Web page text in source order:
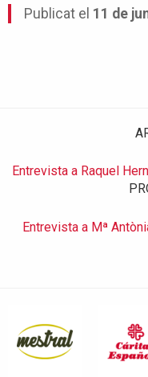
Publicat el 11 de
Entrevista a Raquel
Entrevista a Mª